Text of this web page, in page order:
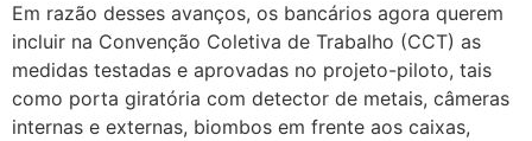
Em razão desses avanços, os bancários agora querem
incluir na Convenção Coletiva de Trabalho (CCT) as
medidas testadas e aprovadas no projeto-piloto, tais
como porta giratória com detector de metais, câmeras
internas e externas, biombos em frente aos caixas,